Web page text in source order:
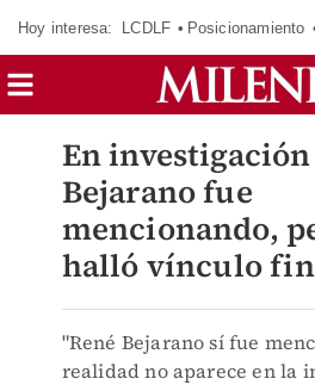
Hoy interesa: LCDLF Posicionamiento
En investigación
Bejarano fue
mencionando,
halló vínculo
"René Bejarano sí fue
realidad no aparece en la